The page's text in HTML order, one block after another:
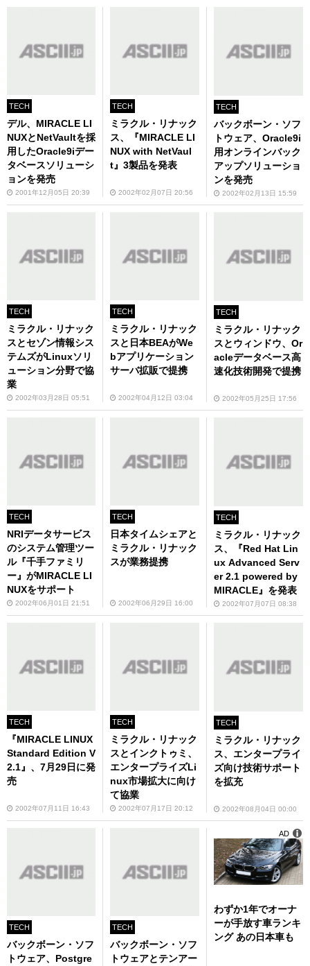
TECH
デル、MIRACLE LI
NUXとNetVaultを採
用したOracle9iデー
タベースソリューシ
ョンを発売
2001年12月05日 20:39
TECH
ミラクル・リナック
ス、『MIRACLE LI
NUX with NetVaul
t』3製品を発表
2002年02月07日 20:56
TECH
バックボーン・ソフ
トウェア、Oracle9i
用オンラインバック
アップソリューショ
ンを発売
2002年02月13日 15:59
TECH
ミラクル・リナック
スとセゾン情報シス
テムズがLinuxソリ
ューション分野で協
業
2002年03月28日 05:51
TECH
ミラクル・リナック
スと日本BEAがWe
bアプリケーション
サーバ拡販で提携
2002年04月12日 03:04
TECH
ミラクル・リナック
スとウィンドウ、Or
acleデータベース高
速化技術開発で提携
2002年05月25日 17:56
TECH
NRIデータサービス
のシステム管理ツー
ル『千手ファミリ
ー』がMIRACLE LI
NUXをサポート
2002年06月01日 21:51
TECH
日本タイムシェアと
ミラクル・リナック
スが業務提携
2002年06月29日 16:00
TECH
ミラクル・リナック
ス、『Red Hat Lin
ux Advanced Serv
er 2.1 powered by
MIRACLE』を発表
2002年07月07日 08:38
TECH
『MIRACLE LINUX
Standard Edition V
2.1』、7月29日に発
売
2002年07月11日 16:43
TECH
ミラクル・リナック
スとインクトゥミ、
エンタープライズLi
nux市場拡大に向け
て協業
2002年07月17日 20:12
TECH
ミラクル・リナック
ス、エンタープライ
ズ向け技術サポート
を拡充
2002年08月04日 00:00
TECH
バックボーン・ソフ
トウェア、Postgre
TECH
バックボーン・ソフ
トウェアとテンアー
わずか1年でオーナ
ーが手放す車ランキ
ング あの日本車も
AD